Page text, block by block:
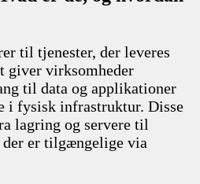
til tjenester, der leveres
giver virksomheder
til data og applikationer
i fysisk infrastruktur. Disse
lagring og servere til
er tilgængelige via